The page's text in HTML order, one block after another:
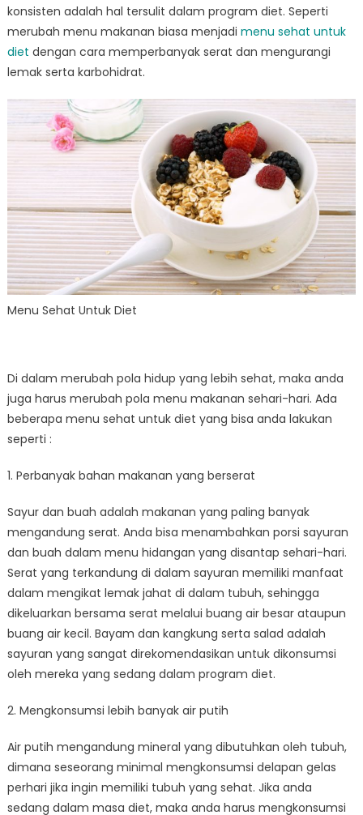
konsisten adalah hal tersulit dalam program diet. Seperti
merubah menu makanan biasa menjadi menu sehat untuk
diet dengan cara memperbanyak serat dan mengurangi
lemak serta karbohidrat.
Menu Sehat Untuk Diet
Di dalam merubah pola hidup yang lebih sehat, maka anda
juga harus merubah pola menu makanan sehari-hari. Ada
beberapa menu sehat untuk diet yang bisa anda lakukan
seperti :
1. Perbanyak bahan makanan yang berserat
Sayur dan buah adalah makanan yang paling banyak
mengandung serat. Anda bisa menambahkan porsi sayuran
dan buah dalam menu hidangan yang disantap sehari-hari.
Serat yang terkandung di dalam sayuran memiliki manfaat
dalam mengikat lemak jahat di dalam tubuh, sehingga
dikeluarkan bersama serat melalui buang air besar ataupun
buang air kecil. Bayam dan kangkung serta salad adalah
sayuran yang sangat direkomendasikan untuk dikonsumsi
oleh mereka yang sedang dalam program diet.
2. Mengkonsumsi lebih banyak air putih
Air putih mengandung mineral yang dibutuhkan oleh tubuh,
dimana seseorang minimal mengkonsumsi delapan gelas
perhari jika ingin memiliki tubuh yang sehat. Jika anda
sedang dalam masa diet, maka anda harus mengkonsumsi